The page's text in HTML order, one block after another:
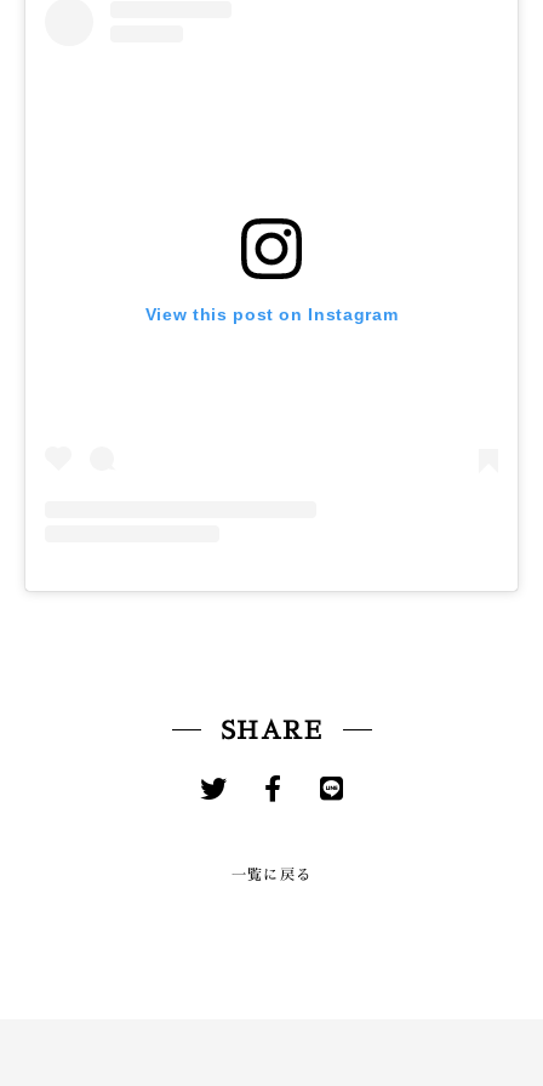
View this post on Instagram
SHARE
一覧に戻る